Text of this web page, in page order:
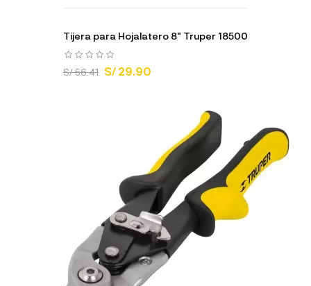
Tijera para Hojalatero 8" Truper 18500
S/ 56.41 S/ 29.90